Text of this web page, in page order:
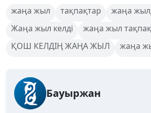
жаңа жыл тақпақтар
жаңа
Жаңа жыл келді
жаңа жыл
ҚОШ КЕЛДІҢ ЖАҢА ЖЫЛ
жаңа
Бауыржан